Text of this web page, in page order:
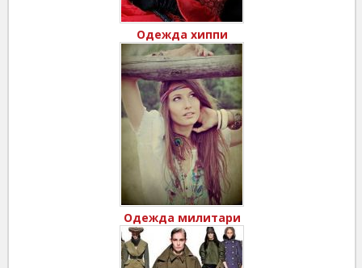
Одежда хиппи
Одежда милитари